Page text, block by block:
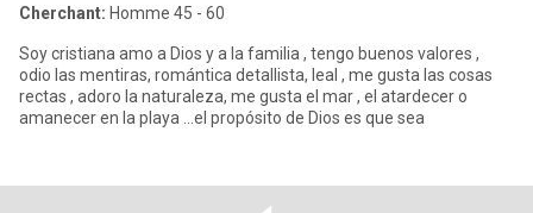
Cherchant: Homme 45 - 60
Soy cristiana amo a Dios y a la familia , tengo buenos valores ,
odio las mentiras, romántica detallista, leal , me gusta las cosas
rectas , adoro la naturaleza, me gusta el mar , el atardecer o
amanecer en la playa ...el propósito de Dios es que sea